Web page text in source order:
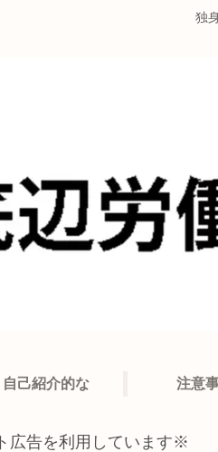
独
自己紹介的な 注意
広告を利用しています※